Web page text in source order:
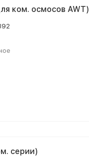
ком. осмосов AWT)
серии)